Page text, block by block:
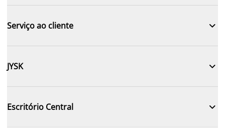
Serviço ao cliente 
JYSK 
Escritório Central 